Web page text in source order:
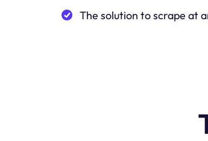
The solution to scrape at